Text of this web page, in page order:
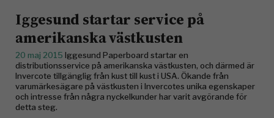
Iggesund startar service på
amerikanska västkusten
20 maj 2015 Iggesund Paperboard startar en
distributionsservice på amerikanska västkusten, och därmed är
Invercote tillgänglig från kust till kust i USA. Ökande från
varumärkesägare på västkusten i Invercotes unika egenskaper
och intresse från några nyckelkunder har varit avgörande för
detta steg.